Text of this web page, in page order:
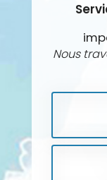
Nous